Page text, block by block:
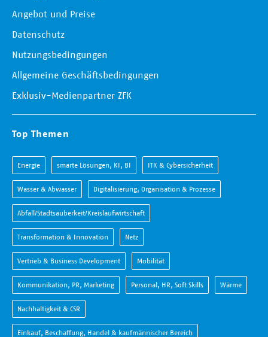
Angebot und Preise
Datenschutz
Nutzungsbedingungen
Allgemeine Geschäftsbedingungen
Exklusiv-Medienpartner ZFK
Top Themen
Energie smarte Lösungen, KI, BI ITK & Cybersicherheit
Wasser & Abwasser Digitalisierung, Organisation & Prozesse
Abfall/Stadtsauberkeit/Kreislaufwirtschaft
Transformation & Innovation Netz
Vertrieb & Business Development Mobilität
Kommunikation, PR, Marketing Personal, HR, Soft Skills Wärme
Nachhaltigkeit & CSR
Einkauf, Beschaffung, Handel & kaufmännischer Bereich